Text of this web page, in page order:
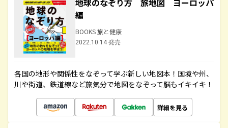
地球のなぞり方 旅地図 ヨーロッパ
編
BOOKS 旅と健康
2022.10.14 発売
各国の地形や関係性をなぞって学ぶ新しい地図本！国境や州、
川や街道、鉄道線など旅気分で地図をなぞって脳もイキイキ！
詳細を見る